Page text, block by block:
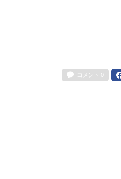
コメント 0